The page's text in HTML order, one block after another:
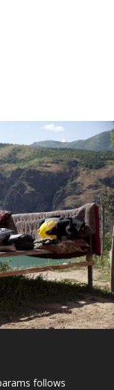
follows